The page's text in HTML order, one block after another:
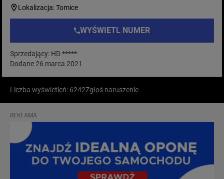
Lokalizacja: Tomice
WYŚWIETL NUMER
Sprzedający: HD *****
Dodane 26 marca 2021
Liczba wyświetleń: 6242Zgłoś naruszenie
REKLAMA